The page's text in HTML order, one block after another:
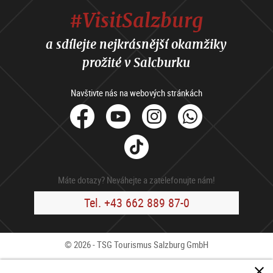
#VisitSalzburg
a sdílejte nejkrásnější okamžiky
prožité v Salcburku
Navštivte nás na webových stránkách
facebook
YoutubeInstagram
Tik
Tok
Máte dotazy? Neváhejte a zatelefonujte nám!
Tel. +43 662 889 87-0
© 2026 - TSG Tourismus Salzburg GmbH